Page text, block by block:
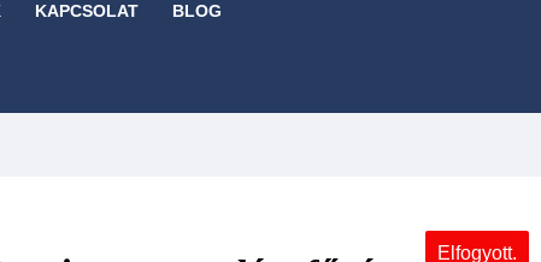
KAPCSOLAT BLOG
Elfogyott.